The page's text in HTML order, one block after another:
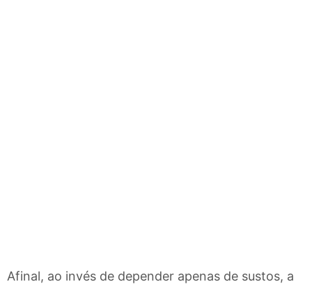
Afinal, ao invés de depender apenas de sustos, a